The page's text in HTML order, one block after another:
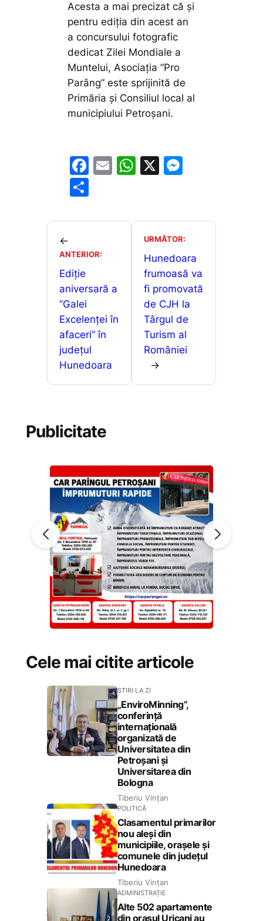
Acesta a mai precizat că și
pentru ediția din acest an
a concursului fotografic
dedicat Zilei Mondiale a
Muntelui, Asociația ”Pro
Parâng” este sprijinită de
Primăria și Consiliul local al
municipiului Petroșani.
F
e
o
k
E
l
W
s
A
p
p
X
s
e
n
g
er
ta
a
z
ă
←
ANTERIOR:
Ediție
aniversară a
”Galei
Excelenței în
afaceri” în
județul
Hunedoara
URMĂTOR:
Hunedoara
frumoasă va
fi promovată
de CJH la
Târgul de
Turism al
României
→
Publicitate
Cele mai citite articole
STIRI LA ZI
„EnviroMinning”,
conferință
internațională
organizată de
Universitatea din
Petroșani și
Universitarea din
Bologna
Tiberiu Vințan
POLITICĂ
Clasamentul primarilor
nou aleși din
municipiile, orașele și
comunele din județul
Hunedoara
Tiberiu Vințan
ADMINISTRAȚIE
Alte 502 apartamente
din orașul Uricani au